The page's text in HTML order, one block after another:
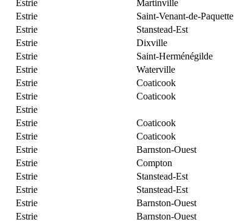
Estrie
Martinville
Estrie
Saint-Venant-de-Paquette
Estrie
Stanstead-Est
Estrie
Dixville
Estrie
Saint-Herménégilde
Estrie
Waterville
Estrie
Coaticook
Estrie
Coaticook
Estrie
Estrie
Coaticook
Estrie
Coaticook
Estrie
Barnston-Ouest
Estrie
Compton
Estrie
Stanstead-Est
Estrie
Stanstead-Est
Estrie
Barnston-Ouest
Estrie
Barnston-Ouest